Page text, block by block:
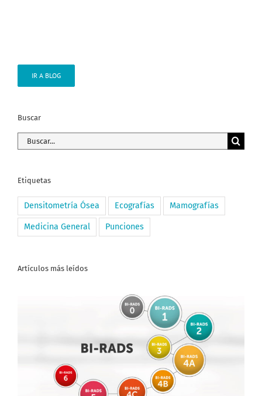
IR A BLOG
Buscar
Buscar:
Etiquetas
Densitometría Ósea Ecografías Mamografías
Medicina General Punciones
Artículos más leídos